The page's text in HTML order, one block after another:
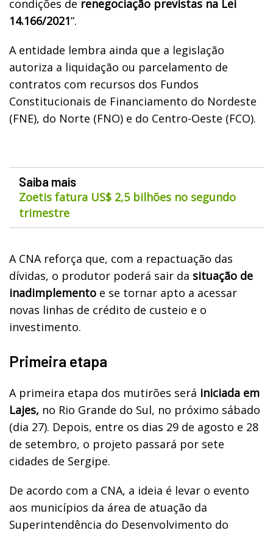
condições de renegociação previstas na Lei
14.166/2021”.
A entidade lembra ainda que a legislação
autoriza a liquidação ou parcelamento de
contratos com recursos dos Fundos
Constitucionais de Financiamento do Nordeste
(FNE), do Norte (FNO) e do Centro-Oeste (FCO).
Saiba mais
Zoetis fatura US$ 2,5 bilhões no segundo
trimestre
A CNA reforça que, com a repactuação das
dívidas, o produtor poderá sair da situação de
inadimplemento e se tornar apto a acessar
novas linhas de crédito de custeio e o
investimento.
Primeira etapa
A primeira etapa dos mutirões será iniciada em
Lajes, no Rio Grande do Sul, no próximo sábado
(dia 27). Depois, entre os dias 29 de agosto e 28
de setembro, o projeto passará por sete
cidades de Sergipe.
De acordo com a CNA, a ideia é levar o evento
aos municípios da área de atuação da
Superintendência do Desenvolvimento do